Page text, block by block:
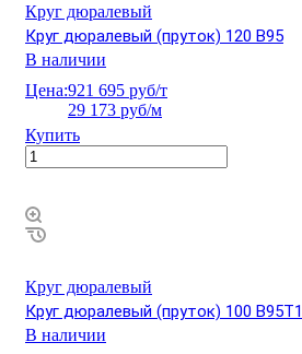
Круг дюралевый
Круг дюралевый (пруток) 120 В95
В наличии
Цена:921 695 руб/т
29 173 руб/м
Купить
Круг дюралевый
Круг дюралевый (пруток) 100 В95Т1
В наличии